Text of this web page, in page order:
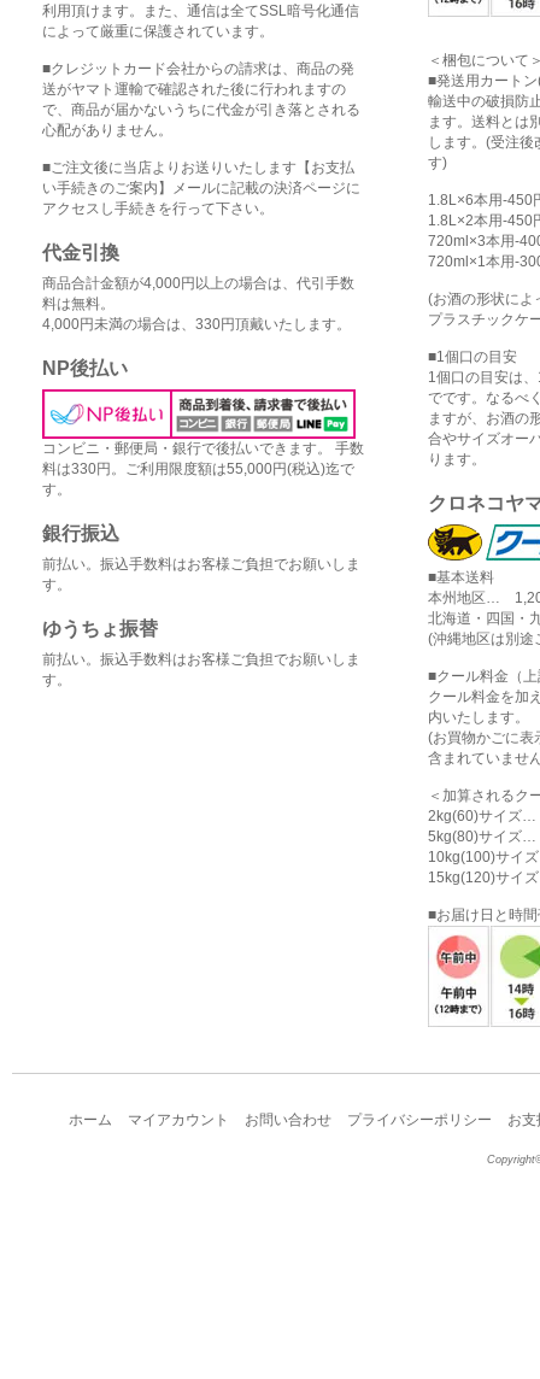
利用頂けます。また、通信は全てSSL暗号化通信
によって厳重に保護されています。
■クレジットカード会社からの請求は、商品の発
送がヤマト運輸で確認された後に行われますの
で、商品が届かないうちに代金が引き落とされる
心配がありません。
■ご注文後に当店よりお送りいたします【お支払
い手続きのご案内】メールに記載の決済ページに
アクセスし手続きを行って下さい。
代金引換
商品合計金額が4,000円以上の場合は、代引手数
料は無料。
4,000円未満の場合は、330円頂戴いたします。
NP後払い
コンビニ・郵便局・銀行で後払いできます。 手数
料は330円。ご利用限度額は55,000円(税込)迄で
す。
銀行振込
前払い。振込手数料はお客様ご負担でお願いしま
す。
ゆうちょ振替
前払い。振込手数料はお客様ご負担でお願いしま
す。
＜梱包について
■発送用カート
輸送中の破損防
ます。送料とは
します。(受注
す)
1.8L×6本用-
1.8L×2本用-
720ml×3本用-
720ml×1本用-
(お酒の形状によ
プラスチックケ
■1個口の目安
1個口の目安は
でです。なるべ
ますが、お酒の
合やサイズオー
ります。
クロネコヤ
■基本送料
本州地区…
北海道・四国
(沖縄地区は別途
■クール料金（
クール料金を加
内いたします。
(お買物かごに表
含まれていませ
＜加算されるク
2kg(60)サイズ
5kg(80)サイズ
10kg(100)サイ
15kg(120)サイ
■お届け日と時
ホーム マイアカウント お問い合わせ プライバシーポリシー お